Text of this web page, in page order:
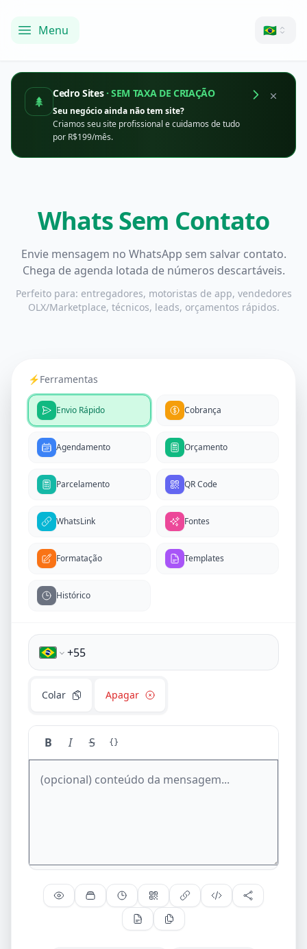
Menu
Menu 🇧🇷
Cedro Sites·SEM TAXA DE CRIAÇÃO
Seu negócio ainda não tem site?
Criamos seu site profissional e cuidamos de tudo
por R$199/mês.
Whats Sem Contato
Envie mensagem no WhatsApp sem salvar contato.
Chega de agenda lotada de números descartáveis.
Perfeito para: entregadores, motoristas de app, vendedores
OLX/Marketplace, técnicos, leads, orçamentos rápidos.
⚡Ferramentas
Envio Rápido Cobrança
Agendamento Orçamento
Parcelamento QR Code
WhatsLink Fontes
Formatação Templates
Histórico
Colar Apagar
B I S {}